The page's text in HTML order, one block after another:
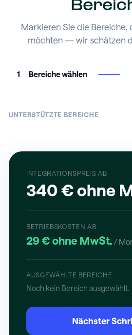
Markieren Sie die Bereiche,
möchten — wir schätzen
1 Bereiche wählen
UNTERSTÜTZTE BEREICHE
INTEGRATIONSPREIS AB
340 € ohne
BETRIEBSKOSTEN AB
29 € ohne MwSt. /
AUSGEWÄHLTE BEREICHE
Noch kein Bereich ausgewählt.
Nächster